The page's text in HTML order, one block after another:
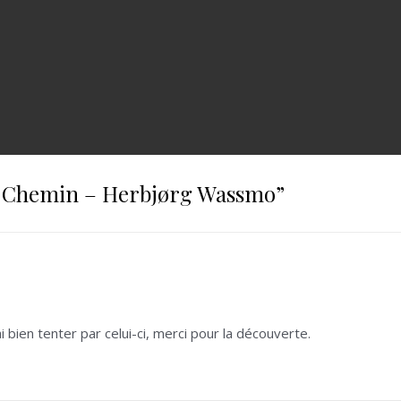
– Herbjørg Wassmo”
bien tenter par celui-ci, merci pour la découverte.